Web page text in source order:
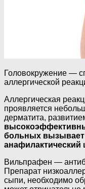
Головокружение —
аллергической
Аллергическая
проявляется
дерматита,
больных вызывает
анафилактический
Вильпрафен —
Препарат
сыпи, необходимо